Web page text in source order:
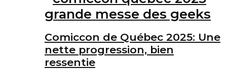
Comiccon de Québec 2025: Une
nette progression, bien
ressentie